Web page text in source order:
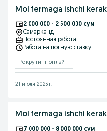
Mol fermaga ishchi kerak
2 000 000 - 2 500 000 сум
Самарканд
Постоянная работа
Работа на полную ставку
Рекрутинг онлайн
21 июля 2026 г.
Mol fermaga ishchi kerak
7 000 000 - 8 000 000 сум